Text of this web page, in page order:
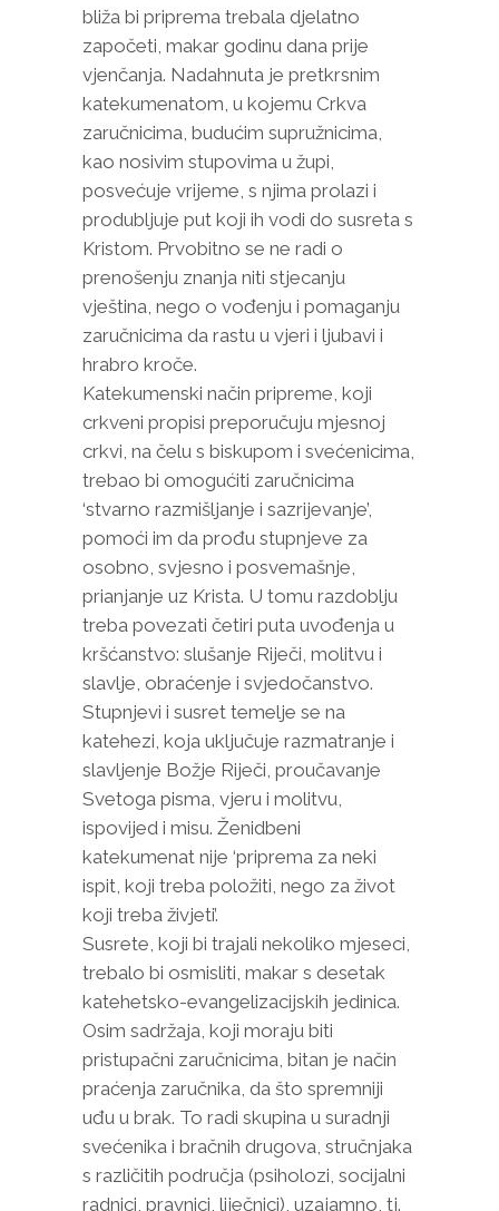
bliža bi priprema trebala djelatno
započeti, makar godinu dana prije
vjenčanja. Nadahnuta je pretkrsnim
katekumenatom, u kojemu Crkva
zaručnicima, budućim supružnicima,
kao nosivim stupovima u župi,
posvećuje vrijeme, s njima prolazi i
produbljuje put koji ih vodi do susreta s
Kristom. Prvobitno se ne radi o
prenošenju znanja niti stjecanju
vještina, nego o vođenju i pomaganju
zaručnicima da rastu u vjeri i ljubavi i
hrabro kroče.
Katekumenski način pripreme, koji
crkveni propisi preporučuju mjesnoj
crkvi, na čelu s biskupom i svećenicima,
trebao bi omogućiti zaručnicima
‘stvarno razmišljanje i sazrijevanje’,
pomoći im da prođu stupnjeve za
osobno, svjesno i posvemašnje,
prianjanje uz Krista. U tomu razdoblju
treba povezati četiri puta uvođenja u
kršćanstvo: slušanje Riječi, molitvu i
slavlje, obraćenje i svjedočanstvo.
Stupnjevi i susret temelje se na
katehezi, koja uključuje razmatranje i
slavljenje Božje Riječi, proučavanje
Svetoga pisma, vjeru i molitvu,
ispovijed i misu. Ženidbeni
katekumenat nije ‘priprema za neki
ispit, koji treba položiti, nego za život
koji treba živjeti’.
Susrete, koji bi trajali nekoliko mjeseci,
trebalo bi osmisliti, makar s desetak
katehetsko-evangelizacijskih jedinica.
Osim sadržaja, koji moraju biti
pristupačni zaručnicima, bitan je način
praćenja zaručnika, da što spremniji
uđu u brak. To radi skupina u suradnji
svećenika i bračnih drugova, stručnjaka
s različitih područja (psiholozi, socijalni
radnici, pravnici, liječnici), uzajamno, tj.